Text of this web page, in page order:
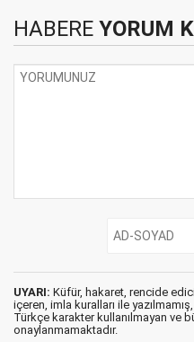
HABERE YORUM
UYARI: Küfür, hakaret, rencide
içeren, imla kuralları ile yazılmamış,
Türkçe karakter kullanılmayan ve
onaylanmamaktadır.